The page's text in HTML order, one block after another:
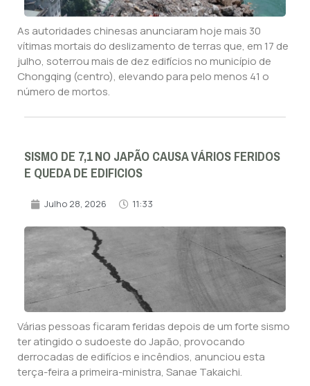
As autoridades chinesas anunciaram hoje mais 30
vítimas mortais do deslizamento de terras que, em 17 de
julho, soterrou mais de dez edifícios no município de
Chongqing (centro), elevando para pelo menos 41 o
número de mortos.
SISMO DE 7,1 NO JAPÃO CAUSA VÁRIOS FERIDOS
E QUEDA DE EDIFICIOS
Julho 28, 2026 11:33
Várias pessoas ficaram feridas depois de um forte sismo
ter atingido o sudoeste do Japão, provocando
derrocadas de edifícios e incêndios, anunciou esta
terça-feira a primeira-ministra, Sanae Takaichi.